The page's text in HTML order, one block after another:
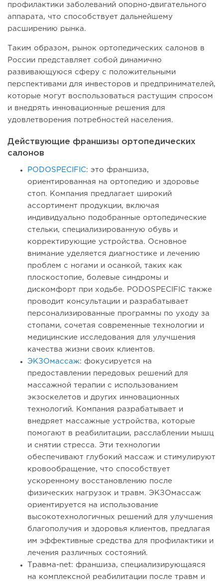
профилактики заболеваний опорно-двигательного
аппарата, что способствует дальнейшему
расширению рынка.
Таким образом, рынок ортопедических салонов в
России представляет собой динамично
развивающуюся сферу с положительными
перспективами для инвесторов и предпринимателей,
которые могут воспользоваться растущим спросом
и внедрять инновационные решения для
удовлетворения потребностей населения.
Действующие франшизы ортопедических
салонов
PODOSPECIFIC: это франшиза,
ориентированная на ортопедию и здоровье
стоп. Компания предлагает широкий
ассортимент продукции, включая
индивидуально подобранные ортопедические
стельки, специализированную обувь и
корректирующие устройства. Основное
внимание уделяется диагностике и лечению
проблем с ногами и осанкой, таких как
плоскостопие, болевые синдромы и
дискомфорт при ходьбе. PODOSPECIFIC также
проводит консультации и разрабатывает
персонализированные программы по уходу за
стопами, сочетая современные технологии и
медицинские исследования для улучшения
качества жизни своих клиентов.
ЭКЗОмассаж: фокусируется на
предоставлении передовых решений для
массажной терапии с использованием
экзоскелетов и других инновационных
технологий. Компания разрабатывает и
внедряет массажные устройства, которые
помогают в реабилитации, расслаблении мышц
и снятии стресса. Эти технологии
обеспечивают глубокий массаж и стимулируют
кровообращение, что способствует
ускоренному восстановлению после
физических нагрузок и травм. ЭКЗОмассаж
ориентируется на использование
высокотехнологичных решений для улучшения
благополучия и здоровья клиентов, предлагая
им эффективные средства для профилактики и
лечения различных состояний.
Травма-net: франшиза, специализирующаяся
на комплексной реабилитации после травм и